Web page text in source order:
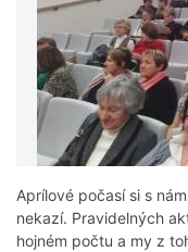
Aprílové počasí si s
nekazí. Pravidelných
hojném počtu a my z